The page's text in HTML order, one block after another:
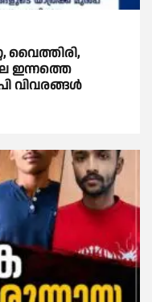
വൈത്തിരി,
ഇന്നത്തെ
വിവരങ്ങൾ